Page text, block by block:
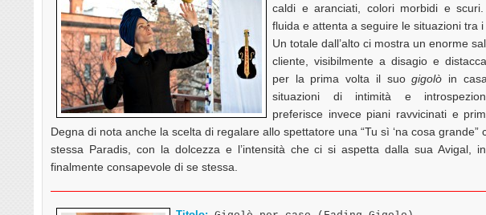
caldi e aranciati, colori morbidi e
fluida e attenta a seguire le situazioni tra i
Un totale dall’alto ci mostra un enorme
cliente, visibilmente a disagio e
per la prima volta il suogigolò in
situazioni di intimità e
preferisce invece piani ravvicinati e
Degna di nota anche la scelta di regalare allo spettatore una “Tu sì ‘na cosa grande”
stessa Paradis, con la dolcezza e l’intensità che ci si aspetta dalla sua Avigal,
finalmente consapevole di se stessa.